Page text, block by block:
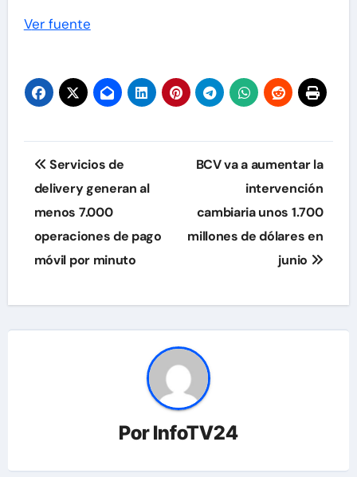
Ver fuente
Navegación
de
entradas
Servicios de
delivery generan al
menos 7.000
operaciones de pago
móvil por minuto
BCV va a aumentar la
intervención
cambiaria unos 1.700
millones de dólares en
junio
PorInfoTV24